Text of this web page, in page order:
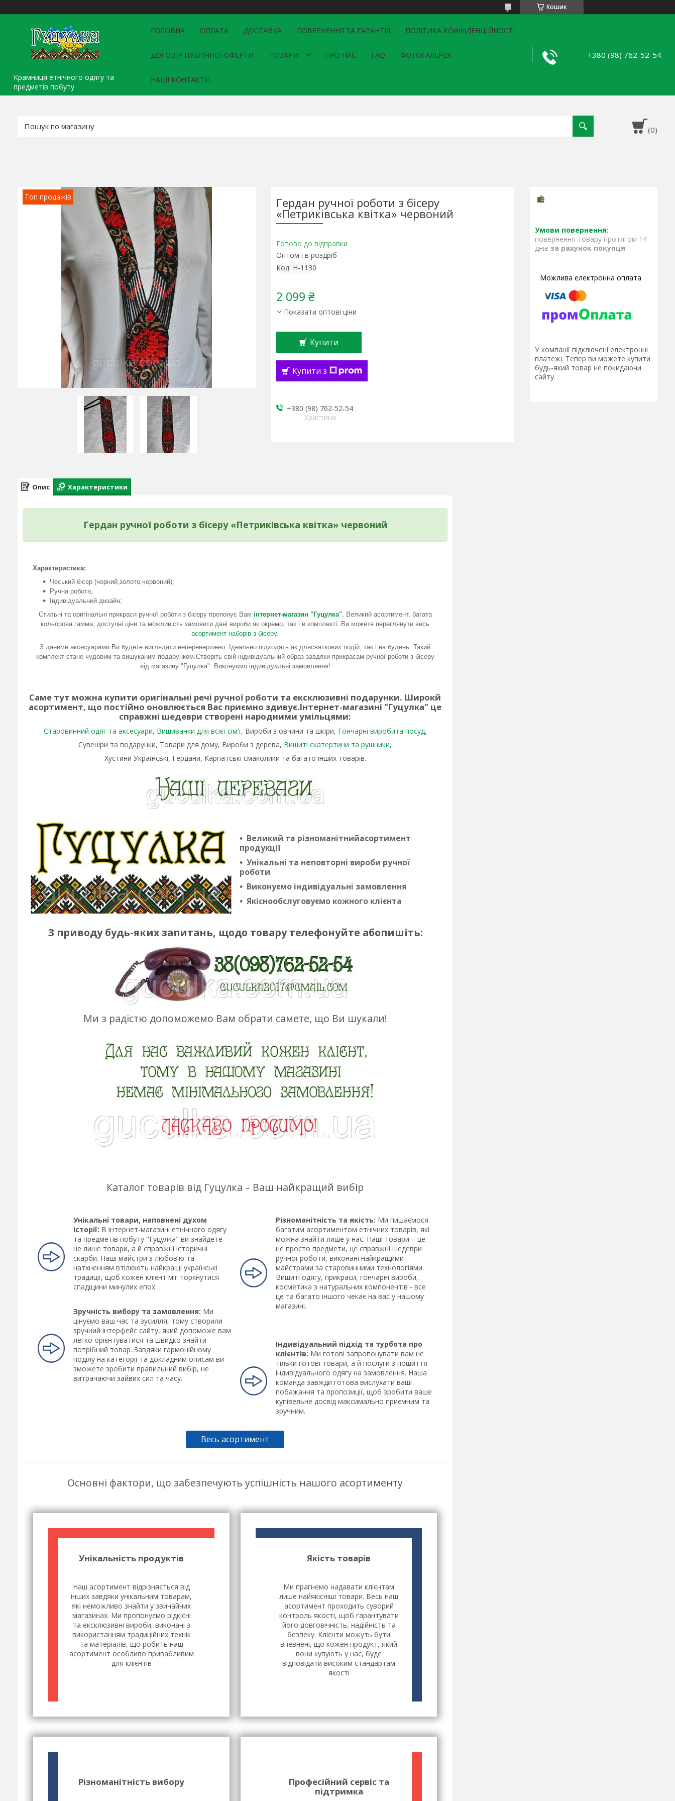
Кошик
Крамниця етнічного одягу та
предметів побуту
ГОЛОВНА ОПЛАТА ДОСТАВКА ПОВЕРНЕННЯ ТА ГАРАНТІЯ ПОЛІТИКА КОНФІДЕНЦІЙНОСТІ
ДОГОВІР ПУБЛІЧНОЇ ОФЕРТИ ТОВАРИ ПРО НАС FAQ ФОТОГАЛЕРЕЯ
НАШІ КОНТАКТИ
+380 (98) 762-52-54
Топ продажів Гердан ручної роботи з бісеру
«Петриківська квітка» червоний
Готово до відправки
Оптом і в роздріб
Код: Н-1130
2 099 ₴
Показати оптові ціни
Купити
Купити з
+380 (98) 762-52-54
Христина
повернення товару протягом 14
днів за рахунок покупця
У компанії підключені електронні
платежі. Тепер ви можете купити
будь-який товар не покидаючи
сайту.
Опис Характеристики
Гердан ручної роботи з бісеру «Петриківська квітка» червоний
Характеристика:
Чеський бісер (чорний,золото,червоний);
Ручна робота;
Індивідуальний дизайн;
Стильні та оригінальні прикраси ручної роботи з бісеру пропонує Вам інтернет-магазин "Гуцулка". Великий асортимент, багата
кольорова гамма, доступні ціни та можливість замовити дані вироби як окремо, так і в комплекті. Ви можете переглянути весь
асортимент наборів з бісеру.
З даними аксесуарами Ви будете виглядати неперевершено. Ідеально підходять як длясвяткових подій, так і на будень. Такий
комплект стане чудовим та вишуканим подарунком.Створіть свій індивідуальний образ завдяки прикрасам ручної роботи з бісеру
від магазину "Гуцулка". Виконуємо індивідуальні замовлення!
Саме тут можна купити оригінальні речі ручної роботи та ексклюзивні подарунки. Широкй
асортимент, що постійно оновлюється Вас приємно здивує.Інтернет-магазині "Гуцулка" це
справжні шедеври створені народними умільцями:
Старовинний одяг та аксесуари, Вишиванки для всієї сім'ї, Вироби з овчини та шкіри, Гончарні виробита посуд,
Сувеніри та подарунки, Товари для дому, Вироби з дерева, Вишиті скатертини та рушники,
Хустини Українські, Гердани, Карпатські смаколики та багато інших товарів.
Великий та різноманітнийасортимент
продукції
Унікальні та неповторні вироби ручної
роботи
Виконуємо індивідуальні замовлення
Якіснообслуговуємо кожного клієнта
З приводу будь-яких запитань, щодо товару телефонуйте абопишіть:
Ми з радістю допоможемо Вам обрати самете, що Ви шукали!
Каталог товарів від Гуцулка – Ваш найкращий вибір
Унікальні товари, наповнені духом
історії: В інтернет-магазині етнічного одягу
та предметів побуту "Гуцулка" ви знайдете
не лише товари, а й справжні історичні
скарби. Наші майстри з любов'ю та
натхненням втілюють найкращі українські
традиції, щоб кожен клієнт міг торкнутися
спадщини минулих епох.
Зручність вибору та замовлення: Ми
цінуємо ваш час та зусилля, тому створили
зручний інтерфейс сайту, який допоможе вам
легко орієнтуватися та швидко знайти
потрібний товар. Завдяки гармонійному
поділу на категорії та докладним описам ви
зможете зробити правильний вибір, не
витрачаючи зайвих сил та часу.
Різноманітність та якість: Ми пишаємося
багатим асортиментом етнічних товарів, які
можна знайти лише у нас. Наші товари – це
не просто предмети, це справжні шедеври
ручної роботи, виконані найкращими
майстрами за старовинними технологіями.
Вишиті одягу, прикраси, гончарні вироби,
косметика з натуральних компонентів - все
це та багато іншого чекає на вас у нашому
магазині.
Індивідуальний підхід та турбота про
клієнтів: Ми готові запропонувати вам не
тільки готові товари, а й послуги з пошиття
індивідуального одягу на замовлення. Наша
команда завжди готова вислухати ваші
побажання та пропозиції, щоб зробити ваше
купівельне досвід максимально приємним та
зручним.
Весь асортимент
Основні фактори, що забезпечують успішність нашого асортименту
Унікальність продуктів
Наш асортимент відрізняється від
інших завдяки унікальним товарам,
які неможливо знайти у звичайних
магазинах. Ми пропонуємо рідкісні
та ексклюзивні вироби, виконані з
використанням традиційних технік
та матеріалів, що робить наш
асортимент особливо привабливим
для клієнтів
Якість товарів
Ми прагнемо надавати клієнтам
лише найякісніші товари. Весь наш
асортимент проходить суворий
контроль якості, щоб гарантувати
його довговічність, надійність та
безпеку. Клієнти можуть бути
впевнені, що кожен продукт, який
вони купують у нас, буде
відповідати високим стандартам
якості
Різноманітність вибору
Професійний сервіс та
підтримка